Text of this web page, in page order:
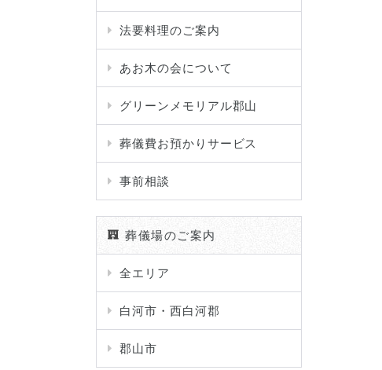
法要料理のご案内
あお木の会について
グリーンメモリアル郡山
葬儀費お預かりサービス
事前相談
葬儀場のご案内
全エリア
白河市・西白河郡
郡山市